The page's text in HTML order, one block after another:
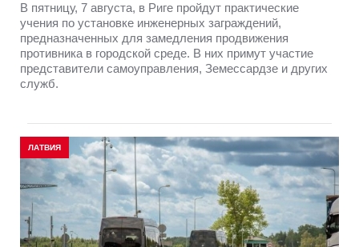
В пятницу, 7 августа, в Риге пройдут практические
учения по установке инженерных заграждений,
предназначенных для замедления продвижения
противника в городской среде. В них примут участие
представители самоуправления, Земессардзе и других
служб.
ЛАТВИЯ